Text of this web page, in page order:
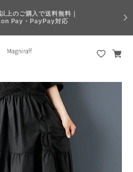
上のご購入で送料無料｜
Pay・PayPay対応